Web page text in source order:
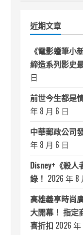
分
近期文章
《電影蠟筆小
締造系列影史
日
前世今生都是
年 8 月 6 日
中華郵政公司
年 8 月 6 日
Disney+《殺
錄！ 2026 年 8
高雄義享時尚
大開幕！ 指定
喜折扣 2026